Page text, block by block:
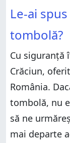
Le-ai
tombolă?
Cu siguranță
Crăciun,
România.
tombolă, nu
să ne
mai departe